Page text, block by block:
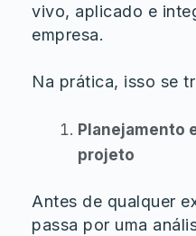
vivo, aplicado e
empresa.
Na prática, isso se
Planejamento
projeto
Antes de qualquer
passa por uma